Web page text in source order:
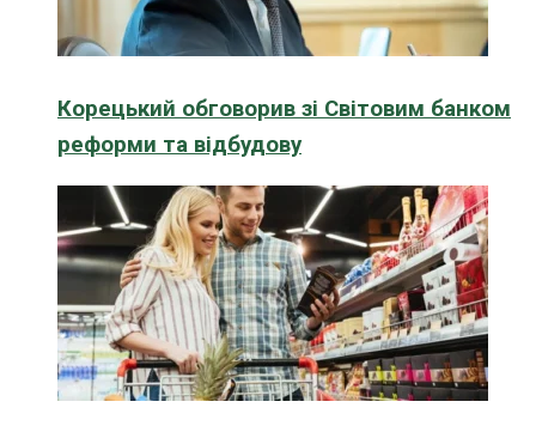
Корецький обговорив зі Світовим банком
реформи та відбудову